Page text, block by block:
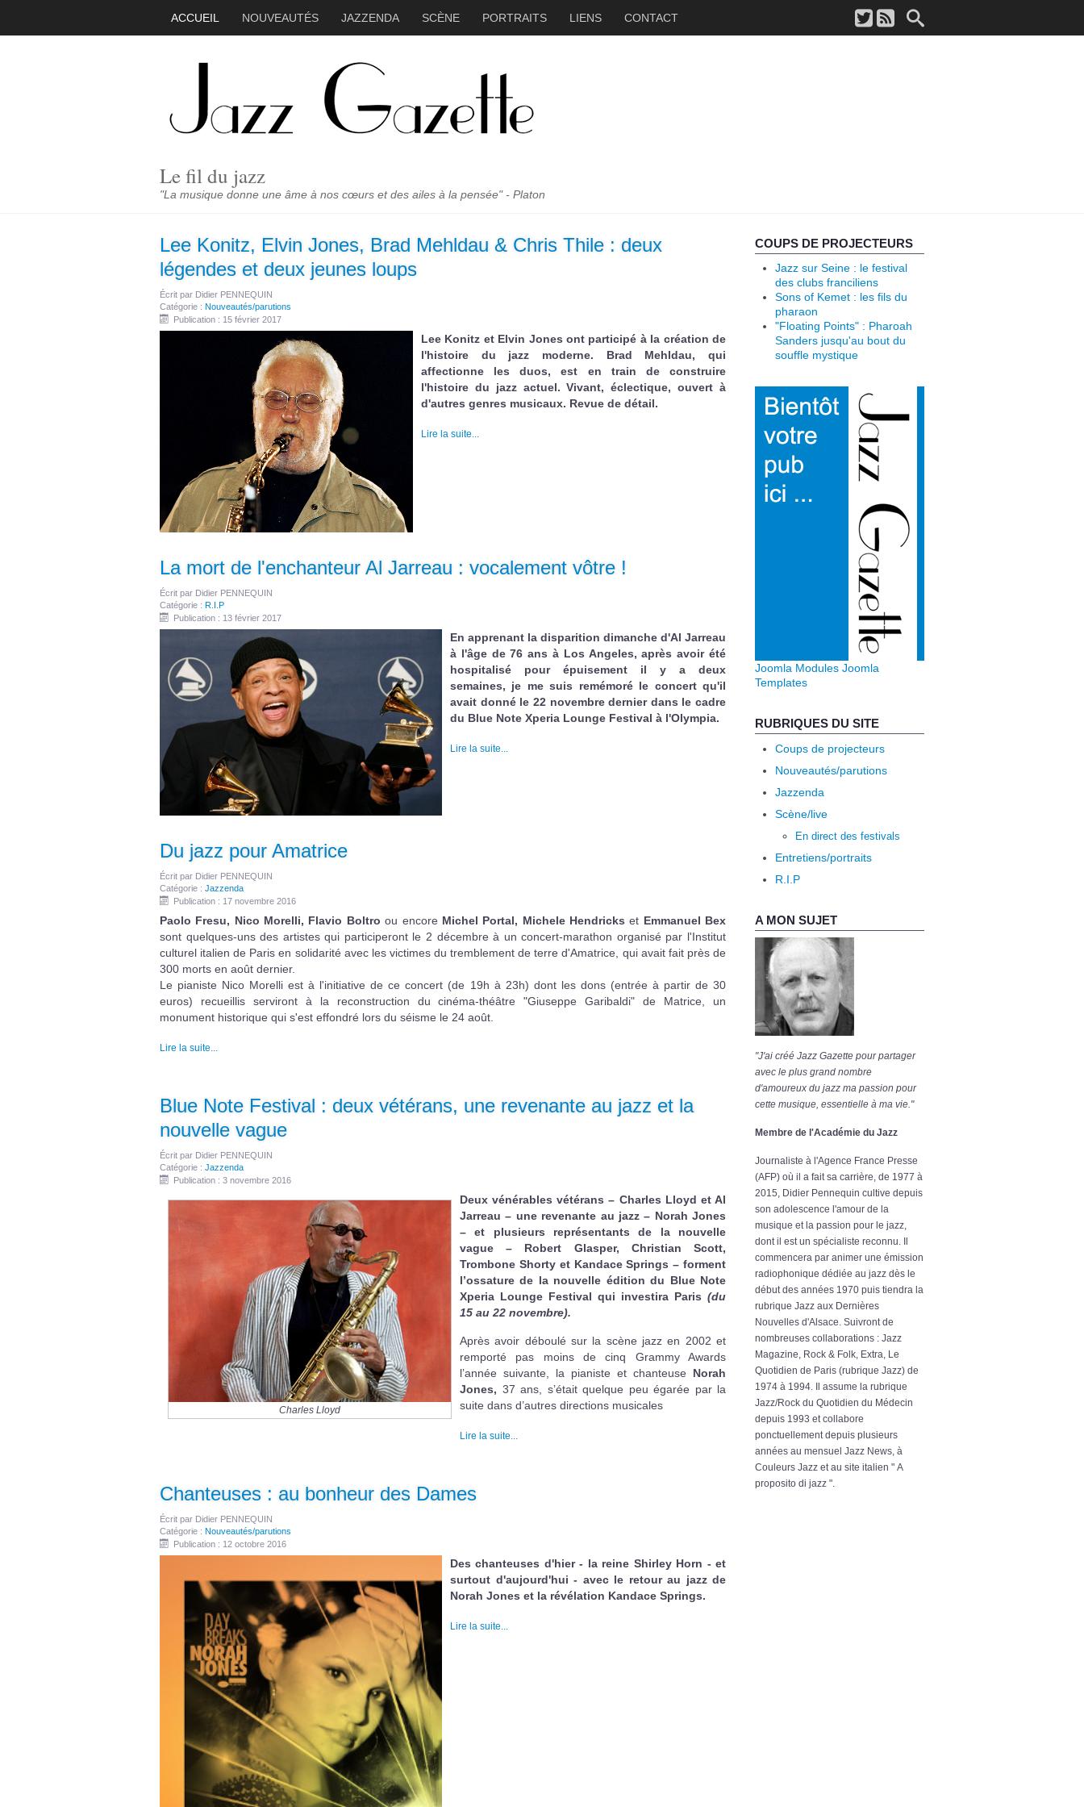
ACCUEIL NOUVEAUTÉS JAZZENDA SCÈNE PORTRAITS LIENS CONTACT
Le fil du jazz
"La musique donne une âme à nos cœurs et des ailes à la pensée" - Platon
Lee Konitz, Elvin Jones, Brad Mehldau & Chris Thile : deux
légendes et deux jeunes loups
Écrit par Didier PENNEQUIN
Catégorie : Nouveautés/parutions
Publication : 15 février 2017
Lee Konitz et Elvin Jones ont participé à la création de
l'histoire du jazz moderne. Brad Mehldau, qui
affectionne les duos, est en train de construire
l'histoire du jazz actuel. Vivant, éclectique, ouvert à
d'autres genres musicaux. Revue de détail.
Lire la suite...
La mort de l'enchanteur Al Jarreau : vocalement vôtre !
Écrit par Didier PENNEQUIN
Catégorie : R.I.P
Publication : 13 février 2017
En apprenant la disparition dimanche d'Al Jarreau
à l'âge de 76 ans à Los Angeles, après avoir été
hospitalisé pour épuisement il y a deux
semaines, je me suis remémoré le concert qu'il
avait donné le 22 novembre dernier dans le cadre
du Blue Note Xperia Lounge Festival à l'Olympia.
Lire la suite...
Du jazz pour Amatrice
Écrit par Didier PENNEQUIN
Catégorie : Jazzenda
Publication : 17 novembre 2016
Paolo Fresu, Nico Morelli, Flavio Boltro ou encore Michel Portal, Michele Hendricks et Emmanuel Bex
sont quelques-uns des artistes qui participeront le 2 décembre à un concert-marathon organisé par l'Institut
culturel italien de Paris en solidarité avec les victimes du tremblement de terre d'Amatrice, qui avait fait près de
300 morts en août dernier.
Le pianiste Nico Morelli est à l'initiative de ce concert (de 19h à 23h) dont les dons (entrée à partir de 30
euros) recueillis serviront à la reconstruction du cinéma-théâtre "Giuseppe Garibaldi" de Matrice, un
monument historique qui s'est effondré lors du séisme le 24 août.
Lire la suite...
Blue Note Festival : deux vétérans, une revenante au jazz et la
nouvelle vague
Écrit par Didier PENNEQUIN
Catégorie : Jazzenda
Publication : 3 novembre 2016
Charles Lloyd
Deux vénérables vétérans – Charles Lloyd et Al
Jarreau – une revenante au jazz – Norah Jones
– et plusieurs représentants de la nouvelle
vague – Robert Glasper, Christian Scott,
Trombone Shorty et Kandace Springs – forment
l’ossature de la nouvelle édition du Blue Note
Xperia Lounge Festival qui investira Paris (du
15 au 22 novembre).
Après avoir déboulé sur la scène jazz en 2002 et
remporté pas moins de cinq Grammy Awards
l’année suivante, la pianiste et chanteuse Norah
Jones, 37 ans, s’était quelque peu égarée par la
suite dans d’autres directions musicales
Lire la suite...
Chanteuses : au bonheur des Dames
Écrit par Didier PENNEQUIN
Catégorie : Nouveautés/parutions
Publication : 12 octobre 2016
Des chanteuses d'hier - la reine Shirley Horn - et
surtout d'aujourd'hui - avec le retour au jazz de
Norah Jones et la révélation Kandace Springs.
Lire la suite...
COUPS DE PROJECTEURS
Jazz sur Seine : le festival
des clubs franciliens
Sons of Kemet : les fils du
pharaon
"Floating Points" : Pharoah
Sanders jusqu'au bout du
souffle mystique
Joomla Modules Joomla
Templates
RUBRIQUES DU SITE
Coups de projecteurs
Nouveautés/parutions
Jazzenda
Scène/live
En direct des festivals
Entretiens/portraits
R.I.P
A MON SUJET
"J'ai créé Jazz Gazette pour partager
avec le plus grand nombre
d'amoureux du jazz ma passion pour
cette musique, essentielle à ma vie."
Membre de l'Académie du Jazz
Journaliste à l'Agence France Presse
(AFP) où il a fait sa carrière, de 1977 à
2015, Didier Pennequin cultive depuis
son adolescence l'amour de la
musique et la passion pour le jazz,
dont il est un spécialiste reconnu. Il
commencera par animer une émission
radiophonique dédiée au jazz dès le
début des années 1970 puis tiendra la
rubrique Jazz aux Dernières
Nouvelles d'Alsace. Suivront de
nombreuses collaborations : Jazz
Magazine, Rock & Folk, Extra, Le
Quotidien de Paris (rubrique Jazz) de
1974 à 1994. Il assume la rubrique
Jazz/Rock du Quotidien du Médecin
depuis 1993 et collabore
ponctuellement depuis plusieurs
années au mensuel Jazz News, à
Couleurs Jazz et au site italien " A
proposito di jazz ".